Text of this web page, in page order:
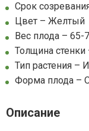
Описание
Срок
Цвет – Желтый
Вес плода – 65-
Толщина
Тип растения –
Форма плода –